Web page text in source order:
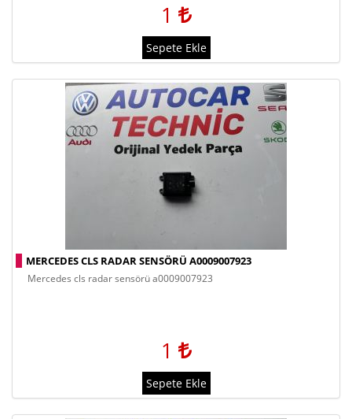
1
Sepete Ekle
MERCEDES CLS RADAR SENSÖRÜ A0009007923
mercedes cls radar sensörü a0009007923
1
Sepete Ekle